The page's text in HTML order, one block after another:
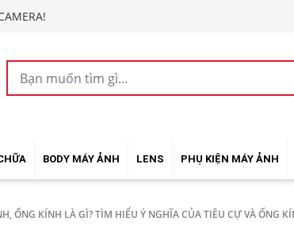
BODY MÁY ẢNH LENS PHỤ KIỆN MÁY ẢNH
ỐNG KÍNH LÀ GÌ? TÌM HIỂU Ý NGHĨA CỦA TIÊU CỰ VÀ ỐNG